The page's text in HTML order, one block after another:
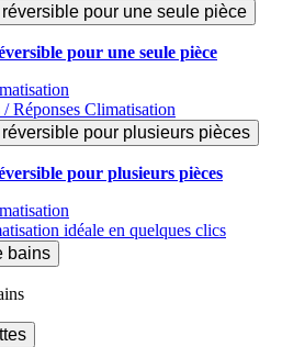
pour une seule pièce
pour une seule pièce
Réponses Climatisation
pour plusieurs pièces
pour plusieurs pièces
idéale en quelques clics
bains